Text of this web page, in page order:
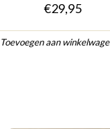
€29,95
Toevoegen aan